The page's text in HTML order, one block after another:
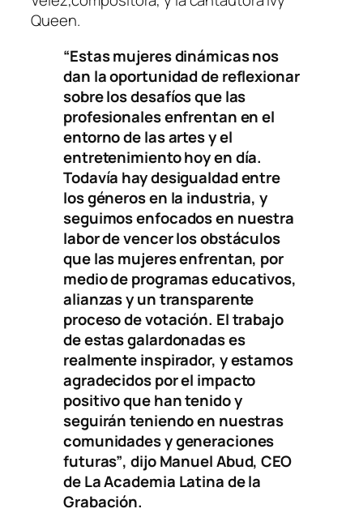
Queen.
“Estas mujeres dinámicas nos
dan la oportunidad de reflexionar
sobre los desafíos que las
profesionales enfrentan en el
entorno de las artes y el
entretenimiento hoy en día.
Todavía hay desigualdad entre
los géneros en la industria, y
seguimos enfocados en nuestra
labor de vencer los obstáculos
que las mujeres enfrentan, por
medio de programas educativos,
alianzas y un transparente
proceso de votación. El trabajo
de estas galardonadas es
realmente inspirador, y estamos
agradecidos por el impacto
positivo que han tenido y
seguirán teniendo en nuestras
comunidades y generaciones
futuras”, dijo Manuel Abud, CEO
de La Academia Latina de la
Grabación.